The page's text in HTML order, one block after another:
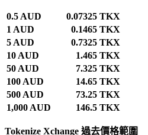
0.5 AUD
0.07325 TKX
1 AUD
0.1465 TKX
5 AUD
0.7325 TKX
10 AUD
1.465 TKX
50 AUD
7.325 TKX
100 AUD
14.65 TKX
500 AUD
73.25 TKX
1,000 AUD
146.5 TKX
Tokenize Xchange 過去價格範圍